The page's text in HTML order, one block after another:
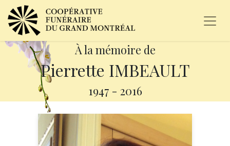
À la mémoire de
Pierrette IMBEAULT
1947 - 2016